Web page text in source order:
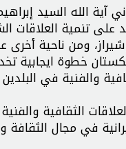
آية الله السيد
تنمية العلاقات
ومن ناحية أخرى
خطوة ايجابية
والفنية في
الثقافية
في مجال الثقافة